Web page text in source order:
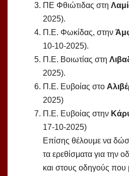
ΠΕ Φθιώτιδας στη
2025).
Π.Ε. Φωκίδας, στην
10-10-2025).
Π.Ε. Βοιωτίας στη
2025).
Π.Ε. Ευβοίας στο
2025)
Π.Ε. Ευβοίας στην
17-10-2025)
Επίσης θέλουμε να
τα ερεθίσματα για την
και στους οδηγούς που